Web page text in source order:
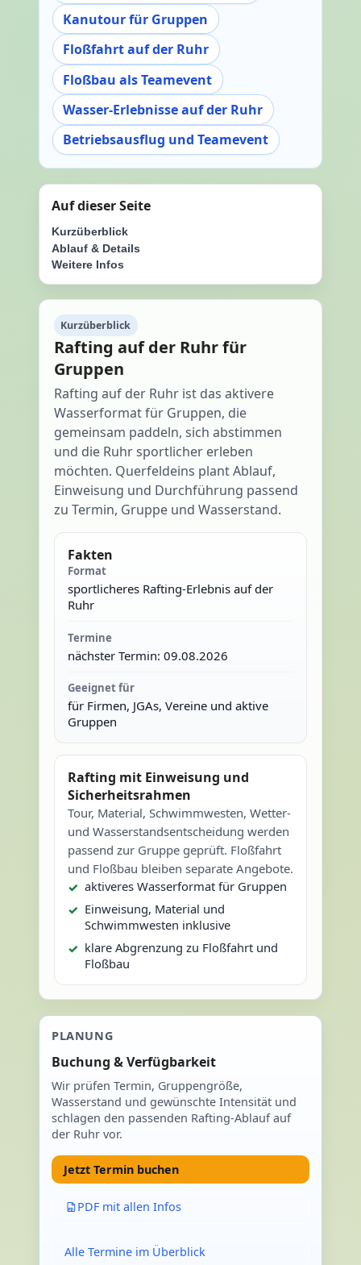
Kurzüberblick
Rafting auf der Ruhr für
Gruppen
Rafting auf der Ruhr ist das aktivere
Wasserformat für Gruppen, die
gemeinsam paddeln, sich abstimmen
und die Ruhr sportlicher erleben
möchten. Querfeldeins plant Ablauf,
Einweisung und Durchführung passend
zu Termin, Gruppe und Wasserstand.
Fakten
Format
sportlicheres Rafting-Erlebnis auf der
Ruhr
Termine
nächster Termin: 09.08.2026
Geeignet für
für Firmen, JGAs, Vereine und aktive
Gruppen
Rafting mit Einweisung und
Sicherheitsrahmen
Tour, Material, Schwimmwesten, Wetter-
und Wasserstandsentscheidung werden
passend zur Gruppe geprüft. Floßfahrt
und Floßbau bleiben separate Angebote.
aktiveres Wasserformat für Gruppen
Einweisung, Material und
Schwimmwesten inklusive
klare Abgrenzung zu Floßfahrt und
Floßbau
Kanutour für Gruppen
Floßfahrt auf der Ruhr
Floßbau als Teamevent
Wasser-Erlebnisse auf der Ruhr
Betriebsausflug und Teamevent
PLANUNG
Buchung & Verfügbarkeit
Wir prüfen Termin, Gruppengröße,
Wasserstand und gewünschte Intensität und
schlagen den passenden Rafting-Ablauf auf
der Ruhr vor.
Jetzt Termin buchen
PDF mit allen Infos
Alle Termine im Überblick
Auf dieser Seite
Kurzüberblick
Ablauf & Details
Weitere Infos